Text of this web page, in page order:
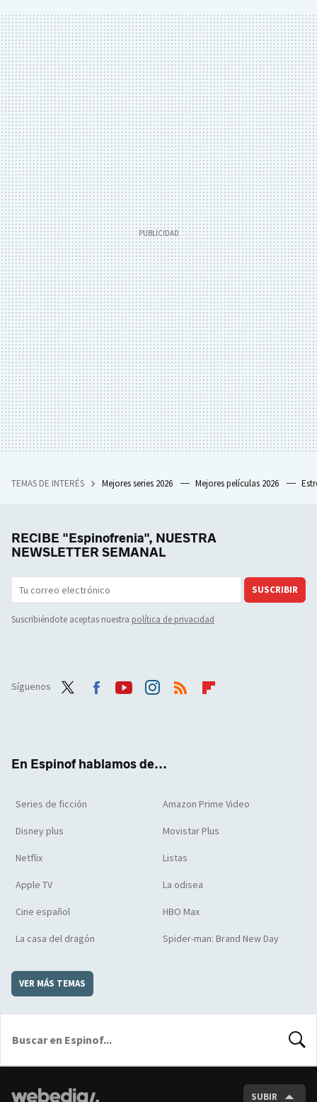
TEMAS DE INTERÉS Mejores series 2026 Mejores películas 2026
RECIBE "Espinofrenia", NUESTRA
NEWSLETTER SEMANAL
SUSCRIBIR
Suscribiéndote aceptas nuestra política de privacidad
Síguenos
En Espinof hablamos de...
Series de ficción Amazon Prime Video
Disney plus Movistar Plus
Netflix Listas
Apple TV La odisea
Cine español HBO Max
La casa del dragón Spider-man: Brand New Day
VER MÁS TEMAS
SUBIR